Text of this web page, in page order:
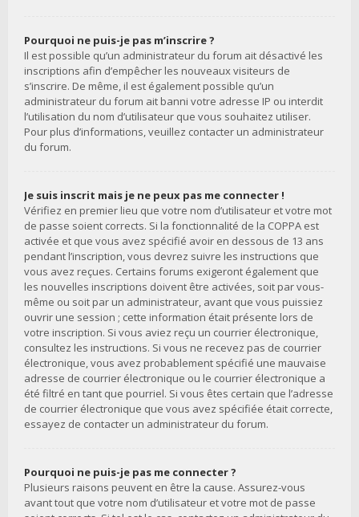
Pourquoi ne puis-je pas m’inscrire ?
Il est possible qu’un administrateur du forum ait désactivé les
inscriptions afin d’empêcher les nouveaux visiteurs de
s’inscrire. De même, il est également possible qu’un
administrateur du forum ait banni votre adresse IP ou interdit
l’utilisation du nom d’utilisateur que vous souhaitez utiliser.
Pour plus d’informations, veuillez contacter un administrateur
du forum.
Je suis inscrit mais je ne peux pas me connecter !
Vérifiez en premier lieu que votre nom d’utilisateur et votre mot
de passe soient corrects. Si la fonctionnalité de la COPPA est
activée et que vous avez spécifié avoir en dessous de 13 ans
pendant l’inscription, vous devrez suivre les instructions que
vous avez reçues. Certains forums exigeront également que
les nouvelles inscriptions doivent être activées, soit par vous-
même ou soit par un administrateur, avant que vous puissiez
ouvrir une session ; cette information était présente lors de
votre inscription. Si vous aviez reçu un courrier électronique,
consultez les instructions. Si vous ne recevez pas de courrier
électronique, vous avez probablement spécifié une mauvaise
adresse de courrier électronique ou le courrier électronique a
été filtré en tant que pourriel. Si vous êtes certain que l’adresse
de courrier électronique que vous avez spécifiée était correcte,
essayez de contacter un administrateur du forum.
Pourquoi ne puis-je pas me connecter ?
Plusieurs raisons peuvent en être la cause. Assurez-vous
avant tout que votre nom d’utilisateur et votre mot de passe